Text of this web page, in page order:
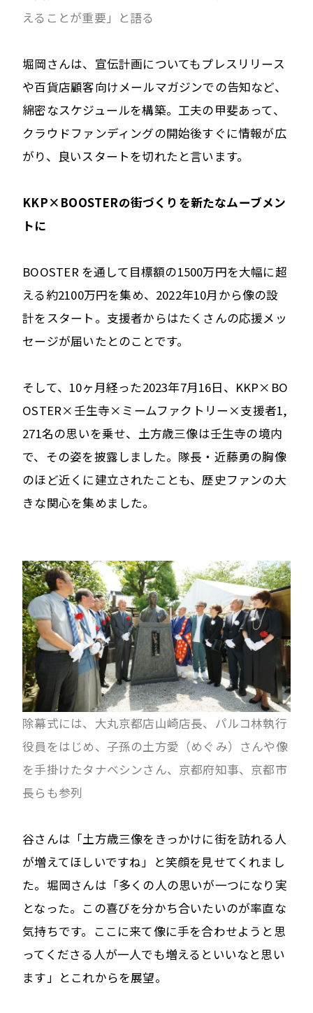
えることが重要」と語る
堀岡さんは、宣伝計画についてもプレスリリース
や百貨店顧客向けメールマガジンでの告知など、
綿密なスケジュールを構築。工夫の甲斐あって、
クラウドファンディングの開始後すぐに情報が広
がり、良いスタートを切れたと言います。
KKP×BOOSTERの街づくりを新たなムーブメン
トに
BOOSTER を通して目標額の1500万円を大幅に超
える約2100万円を集め、2022年10月から像の設
計をスタート。支援者からはたくさんの応援メッ
セージが届いたとのことです。
そして、10ヶ月経った2023年7月16日、KKP×BO
OSTER×壬生寺×ミームファクトリー×支援者1,
271名の思いを乗せ、土方歳三像は壬生寺の境内
で、その姿を披露しました。隊長・近藤勇の胸像
のほど近くに建立されたことも、歴史ファンの大
きな関心を集めました。
除幕式には、大丸京都店山崎店長、パルコ林執行
役員をはじめ、子孫の土方愛（めぐみ）さんや像
を手掛けたタナベシンさん、京都府知事、京都市
長らも参列
谷さんは「土方歳三像をきっかけに街を訪れる人
が増えてほしいですね」と笑顔を見せてくれまし
た。堀岡さんは「多くの人の思いが一つになり実
となった。この喜びを分かち合いたいのが率直な
気持ちです。ここに来て像に手を合わせようと思
ってくださる人が一人でも増えるといいなと思い
ます」とこれからを展望。